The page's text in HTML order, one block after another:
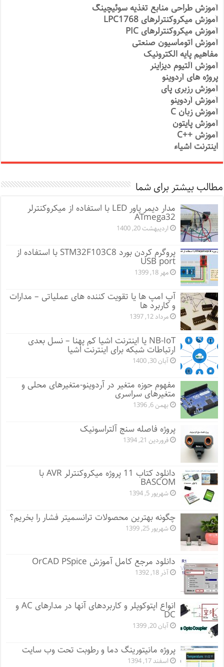
آموزش طراحی منابع تغذیه سوئیچینگ
آموزش میکروکنترلرهای LPC1768
آموزش میکروکنترلرهای PIC
آموزش اتوماسیون صنعتی
مفاهیم پایه الکترونیک
آموزش آلتیوم دیزاینر
پروژه های آردوینو
آموزش رزبری پای
آموزش آردوینو
آموزش زبان C
آموزش پایتون
آموزش ++C
اینترنت اشیاء
مطالب بیشتر برای شما
مدار دیمر پاور LED با استفاده از میکروکنترلر
ATmega32
اردیبهشت 20, 1400
پروگرم کردن بورد STM32F103C8 با استفاده از
USB port
مهر 18, 1399
آپ امپ ها یا تقویت کننده های عملیاتی – مدارات
و کاربرد ها
مرداد 12, 1397
NB-IoT یا اینترنت اشیا کم پهنا – نسل بعدی
ارتباطات شبکه برای اینترنت اشیا
آبان 30, 1400
مفهوم حوزه متغیر در آردوینو-متغیرهای محلی و
متغیرهای سراسری
بهمن 6, 1396
پروژه فاصله سنج آلتراسونیک
فروردین 21, 1394
دانلود کتاب 11 پروژه میکروکنترلر AVR با
BASCOM
شهریور 5, 1394
چگونه بهترین محصولات ترانسمیتر فشار را بخریم؟
شهریور 25, 1399
دانلود مرجع کامل آموزش OrCAD PSpice
آذر 18, 1392
انواع اپتوکوپلر و کاربردهای آنها در مدارهای AC و
DC
آبان 20, 1399
پروژه مانيتورينگ دما و رطوبت تحت وب سایت
اسفند 17, 1394